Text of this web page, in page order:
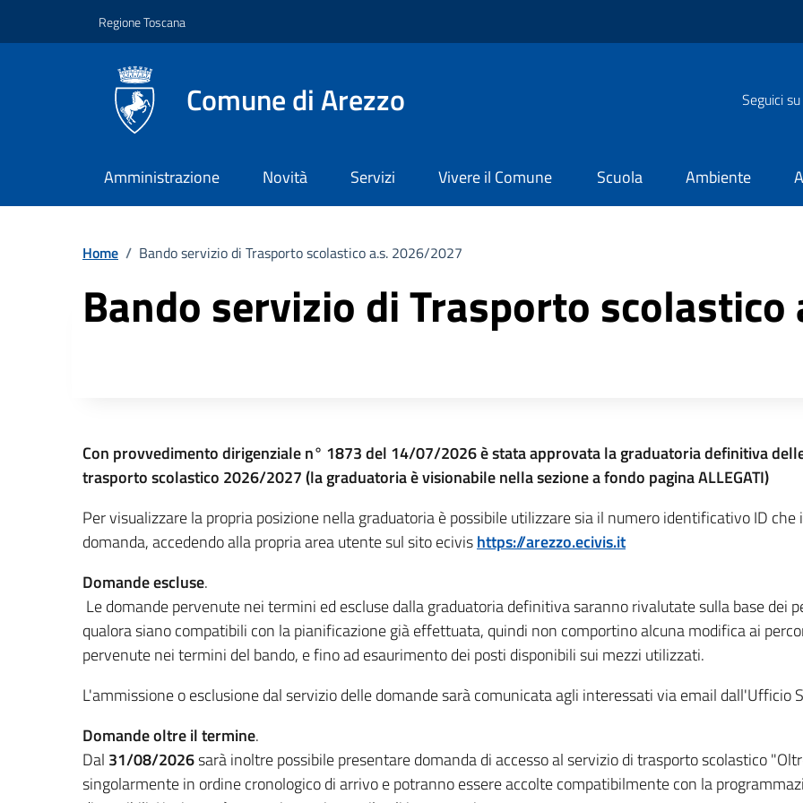
Regione Toscana
Comune di Arezzo Seguici su
Amministrazione Novità Servizi Vivere il Comune Scuola Ambiente
Home / Bando servizio di Trasporto scolastico a.s. 2026/2027
Bando servizio di Trasporto
Descrizione completa
Con provvedimento dirigenziale n° 1873 del 14/07/2026 è stata approvata la graduatoria definitiva
trasporto scolastico 2026/2027 (la graduatoria è visionabile nella sezione a fondo pagina ALLEGATI)
Per visualizzare la propria posizione nella graduatoria è possibile utilizzare sia il numero identificativo ID
domanda, accedendo alla propria area utente sul sito ecivishttps://arezzo.ecivis.it
Domande escluse.
Le domande pervenute nei termini ed escluse dalla graduatoria definitiva saranno rivalutate sulla base dei
qualora siano compatibili con la pianificazione già effettuata, quindi non comportino alcuna modifica ai
pervenute nei termini del bando, e fino ad esaurimento dei posti disponibili sui mezzi utilizzati.
L'ammissione o esclusione dal servizio delle domande sarà comunicata agli interessati via email dall'Ufficio
Domande oltre il termine.
Dal 31/08/2026sarà inoltre possibile presentare domanda di accesso al servizio di trasporto scolastico
singolarmente in ordine cronologico di arrivo e potranno essere accolte compatibilmente con la